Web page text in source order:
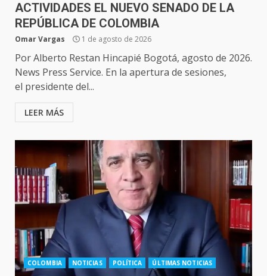
ACTIVIDADES EL NUEVO SENADO DE LA
REPÚBLICA DE COLOMBIA
Omar Vargas 1 de agosto de 2026
Por Alberto Restan Hincapié Bogotá, agosto de 2026.
News Press Service. En la apertura de sesiones,
el presidente del...
LEER MÁS
COLOMBIA NOTICIAS POLÍTICA ÚLTIMAS NOTICIAS